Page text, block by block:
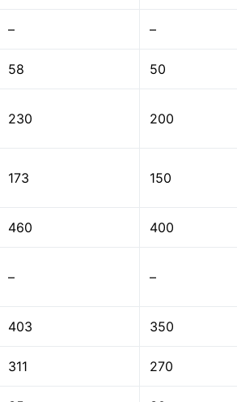
– –
58 50
230 200
173 150
460 400
– –
403 350
311 270